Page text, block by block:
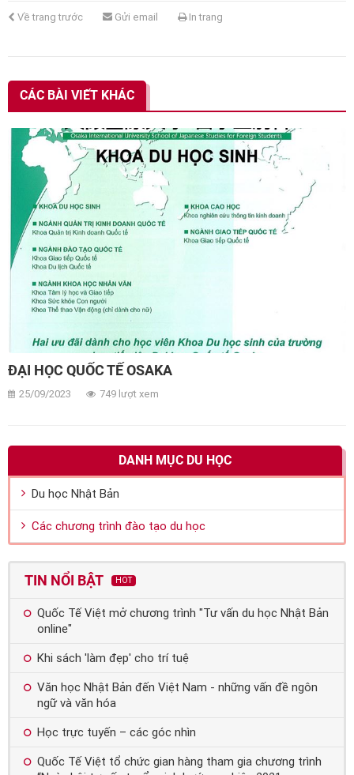
Về trang trước Gửi email In trang
CÁC BÀI VIẾT KHÁC
ĐẠI HỌC QUỐC TẾ OSAKA
25/09/2023 749 lượt xem
DANH MỤC DU HỌC
Du học Nhật Bản
Các chương trình đào tạo du học
TIN NỔI BẬT HOT
Quốc Tế Việt mở chương trình "Tư vấn du học Nhật Bản
online"
Khi sách 'làm đẹp' cho trí tuệ
Văn học Nhật Bản đến Việt Nam - những vấn đề ngôn
ngữ và văn hóa
Học trực tuyến – các góc nhìn
Quốc Tế Việt tổ chức gian hàng tham gia chương trình